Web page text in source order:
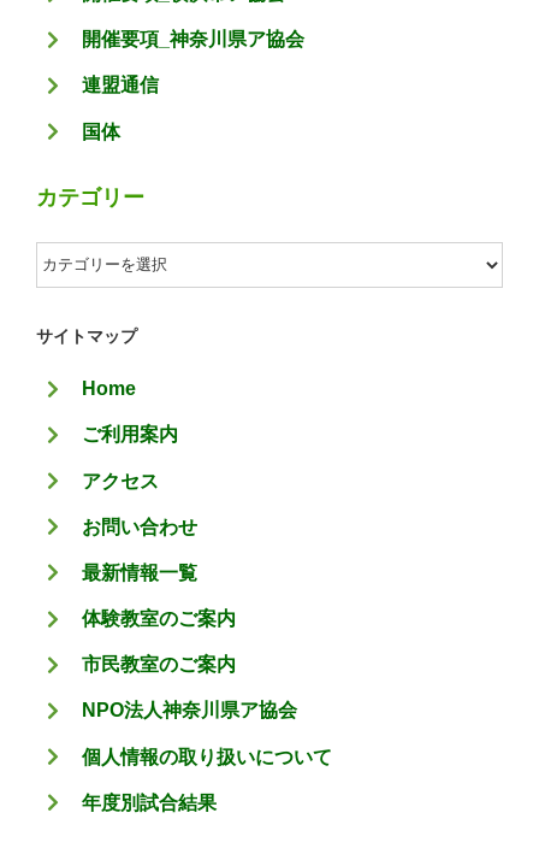
開催要項_神奈川県ア協会
連盟通信
国体
カテゴリー
カ
テ
ゴ
ー
サイトマップ
Home
ご利用案内
アクセス
お問い合わせ
最新情報一覧
体験教室のご案内
市民教室のご案内
NPO法人神奈川県ア協会
個人情報の取り扱いについて
年度別試合結果